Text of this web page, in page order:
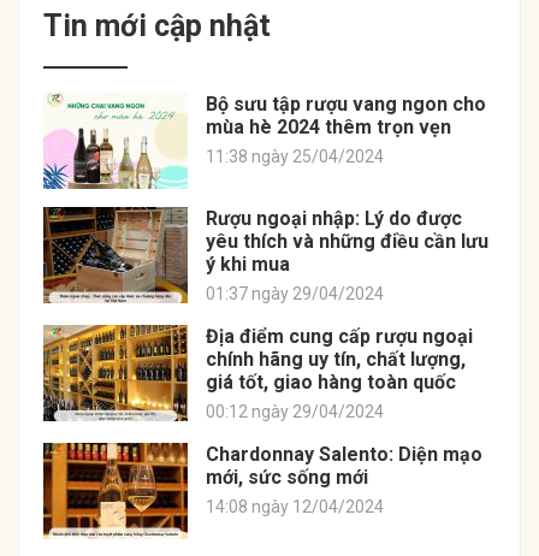
Tin mới cập nhật
Bộ sưu tập rượu vang ngon cho
mùa hè 2024 thêm trọn vẹn
11:38 ngày 25/04/2024
Rượu ngoại nhập: Lý do được
yêu thích và những điều cần lưu
ý khi mua
01:37 ngày 29/04/2024
Địa điểm cung cấp rượu ngoại
chính hãng uy tín, chất lượng,
giá tốt, giao hàng toàn quốc
00:12 ngày 29/04/2024
Chardonnay Salento: Diện mạo
mới, sức sống mới
14:08 ngày 12/04/2024